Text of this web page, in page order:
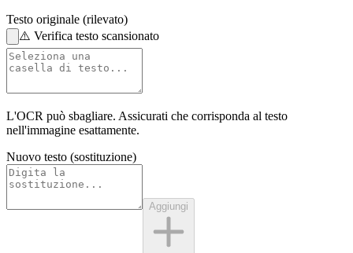
Testo originale (rilevato)
⚠️ Verifica testo scansionato
L'OCR può sbagliare. Assicurati che corrisponda al testo
nell'immagine esattamente.
Nuovo testo (sostituzione)
Aggiungi